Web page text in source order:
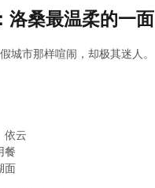
洛桑最温柔的一面
城市那样喧闹，却极其迷人。
依云
餐
面